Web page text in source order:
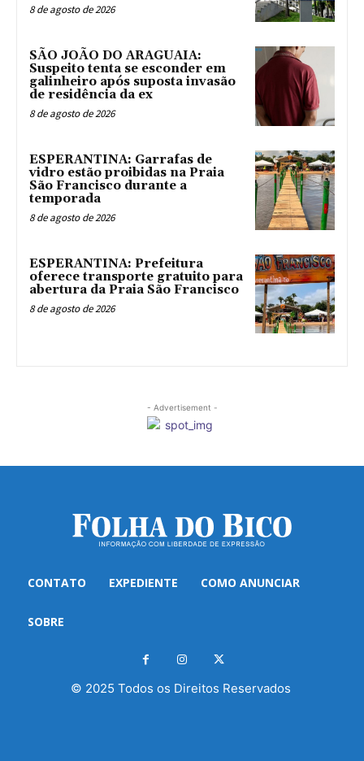
8 de agosto de 2026
SÃO JOÃO DO ARAGUAIA:
Suspeito tenta se esconder em
galinheiro após suposta invasão
de residência da ex
8 de agosto de 2026
ESPERANTINA: Garrafas de
vidro estão proibidas na Praia
São Francisco durante a
temporada
8 de agosto de 2026
ESPERANTINA: Prefeitura
oferece transporte gratuito para
abertura da Praia São Francisco
8 de agosto de 2026
- Advertisement -
CONTATO EXPEDIENTE COMO ANUNCIAR
SOBRE
© 2025 Todos os Direitos Reservados